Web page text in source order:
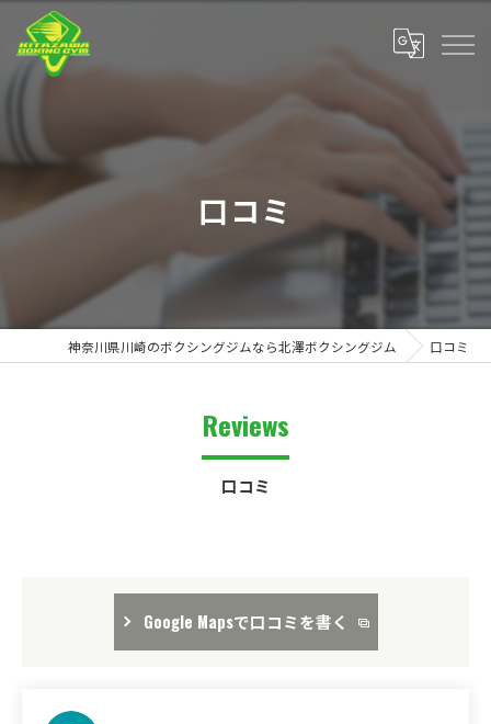
口コミ
神奈川県川崎のボクシングジムなら北澤ボクシングジム 口コミ
Reviews
口コミ
Google Mapsで口コミを書く